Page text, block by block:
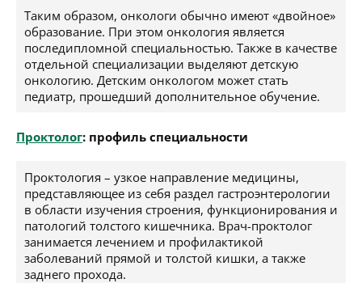
Таким образом, онкологи обычно имеют «двойное»
образование. При этом онкология является
последипломной специальностью. Также в качестве
отдельной специализации выделяют детскую
онкологию. Детским онкологом может стать
педиатр, прошедший дополнительное обучение.
Проктолог: профиль специальности
Проктология – узкое направление медицины,
представляющее из себя раздел гастроэнтерологии
в области изучения строения, функционирования и
патологий толстого кишечника. Врач-проктолог
занимается лечением и профилактикой
заболеваний прямой и толстой кишки, а также
заднего прохода.